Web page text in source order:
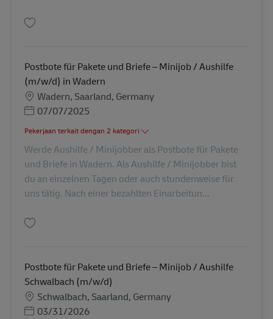
Postbote für Pakete und Briefe – Minijob / Aushilfe
(m/w/d) in Wadern
LokasiWadern, Saarland, Germany
Posted Date
07/07/2025
Pekerjaan terkait dengan 2 kategori
Werde Aushilfe / Minijobber als Postbote für Pakete
und Briefe in Wadern. Als Aushilfe / Minijobber bist
du an einzelnen Tagen oder auch stundenweise für
uns tätig. Nach einer bezahlten Einarbeitun...
Postbote für Pakete und Briefe – Minijob / Aushilfe
Schwalbach (m/w/d)
LokasiSchwalbach, Saarland, Germany
Posted Date
03/31/2026